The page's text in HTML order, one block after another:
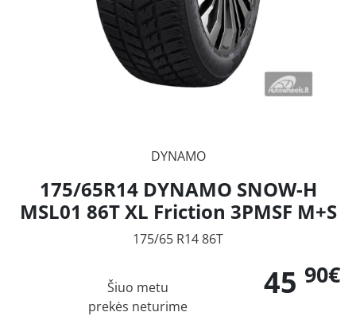
DYNAMO
175/65R14 DYNAMO SNOW-H
MSL01 86T XL Friction 3PMSF M+S
175/65 R14 86T
45 90€
Šiuo metu
prekės neturime